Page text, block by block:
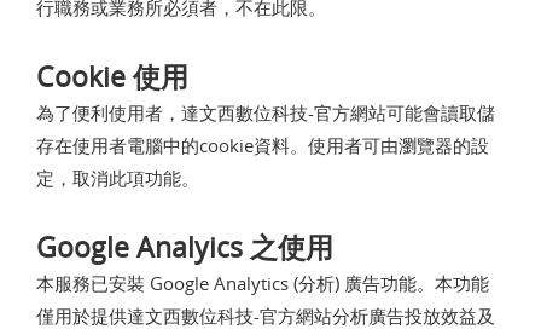
行職務或業務所必須者，不在此限。
Cookie 使用
為了便利使用者，達文西數位科技-官方網站可能會讀取儲
存在使用者電腦中的cookie資料。使用者可由瀏覽器的設
定，取消此項功能。
Google Analyics 之使用
本服務已安裝 Google Analytics (分析) 廣告功能。本功能
僅用於提供達文西數位科技-官方網站分析廣告投放效益及